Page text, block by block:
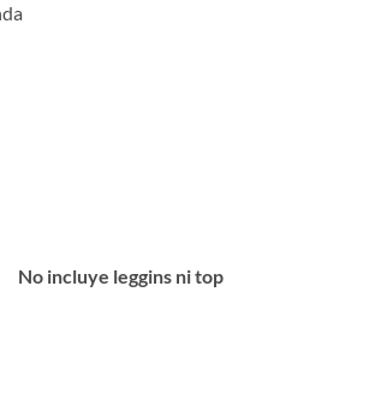
No incluye leggins ni top